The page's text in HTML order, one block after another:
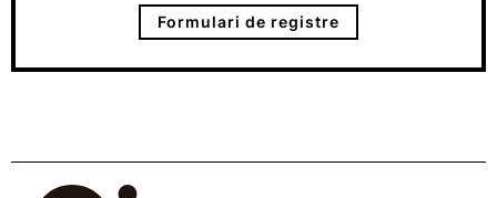
Formulari de registre